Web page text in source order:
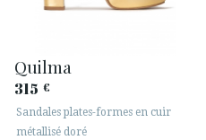
Quilma
315 €
Sandales plates-formes en cuir
métallisé doré